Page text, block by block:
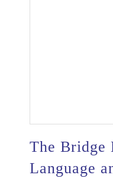
The Bridge
Language